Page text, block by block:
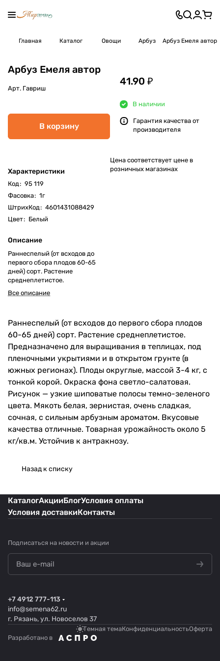
Главная Каталог Овощи Арбуз Арбуз Емеля автор
Арбуз Емеля автор
Арт. Гавриш
В корзину
Характеристики
Код: 95 119
Фасовка: 1г
ШтрихКод: 4601431088429
Цвет: Белый
Описание
Раннеспелый (от всходов до
первого сбора плодов 60-65
дней) сорт. Растение
среднеплетистое.
Все описание
41.90 ₽
В наличии
Гарантия качества от
производителя
Цена соответствует цене в
розничных магазинах
Раннеспелый (от всходов до первого сбора плодов
60-65 дней) сорт. Растение среднеплетистое.
Предназначено для выращивания в теплицах, под
пленочными укрытиями и в открытом грунте (в
южных регионах). Плоды округлые, массой 3-4 кг, с
тонкой корой. Окраска фона светло-салатовая.
Рисунок — узкие шиповатые полосы темно-зеленого
цвета. Мякоть белая, зернистая, очень сладкая,
сочная, с сильным арбузным ароматом. Вкусовые
качества отличные. Товарная урожайность около 5
кг/кв.м. Устойчив к антракнозу.
Назад к списку
КаталогАкцииБлогУсловия оплаты
Условия доставкиКонтакты
Подписаться на новости и акции
+7 4912 777-113
info@semena62.ru
г. Рязань, ул. Новоселов 37
Темная темаКонфиденциальностьОферта
Разработано в